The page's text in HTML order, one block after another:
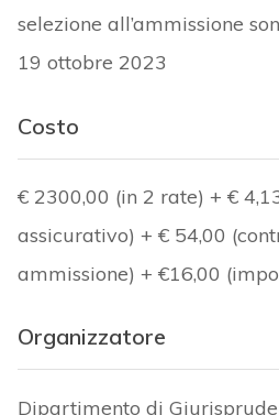
selezione all’ammissione
19 ottobre 2023
Costo
€ 2300,00 (in 2 rate) + €
assicurativo) + € 54,00
ammissione) + €16,00
Organizzatore
Dipartimento di